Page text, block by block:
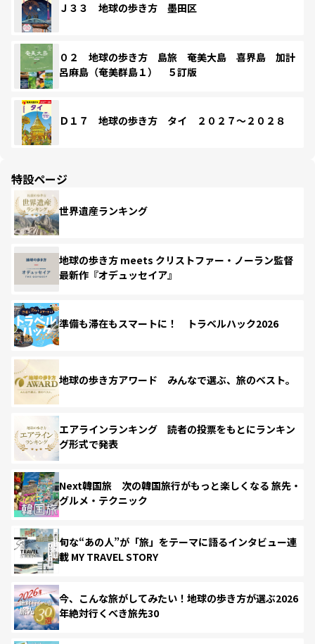
Ｊ３３ 地球の歩き方 墨田区
０２ 地球の歩き方 島旅 奄美大島 喜界島 加計
呂麻島（奄美群島１） ５訂版
Ｄ１７ 地球の歩き方 タイ ２０２７～２０２８
特設ページ
世界遺産ランキング
地球の歩き方 meets クリストファー・ノーラン監督
最新作『オデュッセイア』
準備も滞在もスマートに！ トラベルハック2026
地球の歩き方アワード みんなで選ぶ、旅のベスト。
エアラインランキング 読者の投票をもとにランキン
グ形式で発表
Next韓国旅 次の韓国旅行がもっと楽しくなる 旅先・
グルメ・テクニック
旬な“あの人”が「旅」をテーマに語るインタビュー連
載 MY TRAVEL STORY
今、こんな旅がしてみたい！地球の歩き方が選ぶ2026
年絶対行くべき旅先30